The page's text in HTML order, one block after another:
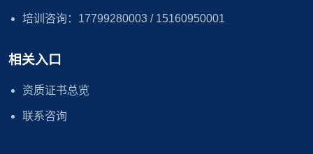
培训咨询：17799280003 / 15160950001
相关入口
资质证书总览
联系咨询